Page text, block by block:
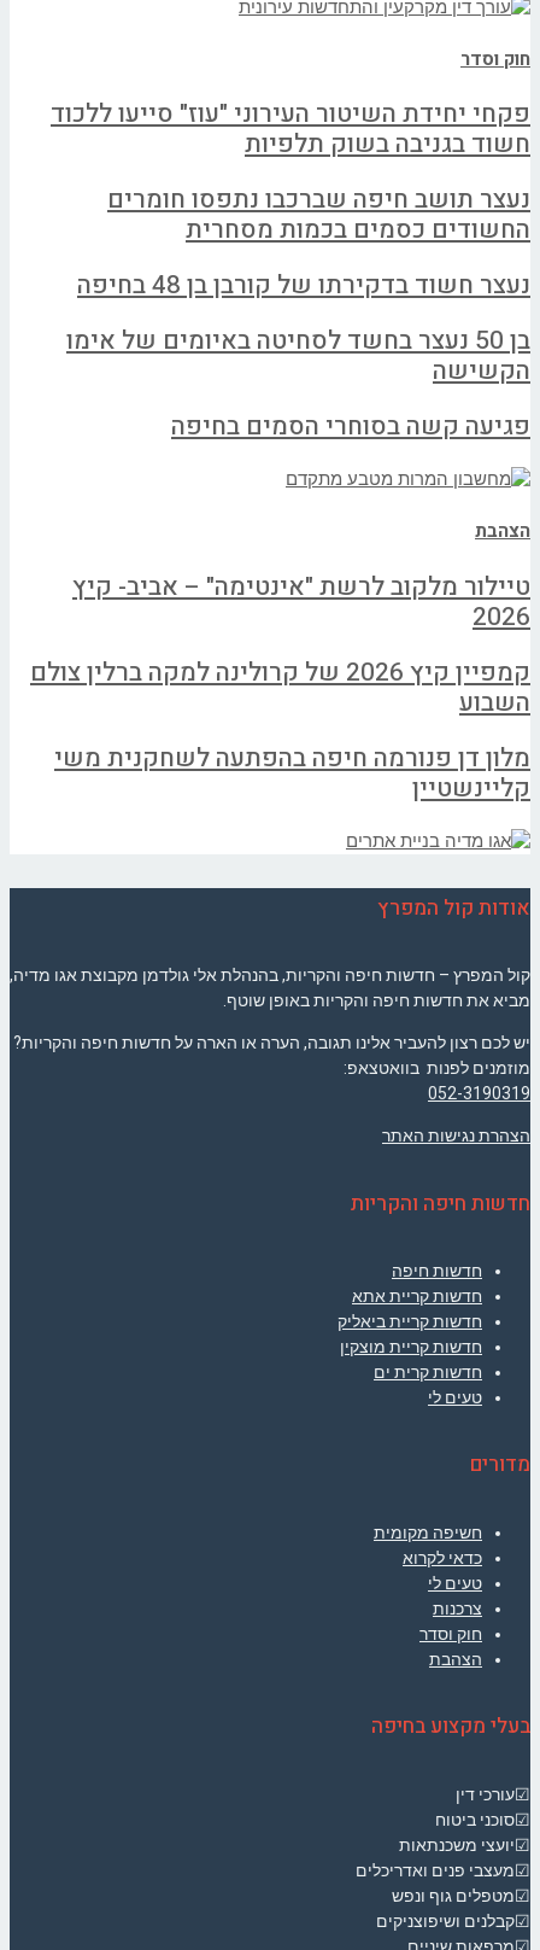
חוק וסדר
פקחי יחידת השיטור העירוני "עוז" סייעו ללכוד
חשוד בגניבה בשוק תלפיות
נעצר תושב חיפה שברכבו נתפסו חומרים
החשודים כסמים בכמות מסחרית
נעצר חשוד בדקירתו של קורבן בן 48 בחיפה
בן 50 נעצר בחשד לסחיטה באיומים של אימו
הקשישה
פגיעה קשה בסוחרי הסמים בחיפה
הצהבת
טיילור מלקוב לרשת "אינטימה" – אביב- קיץ
2026
קמפיין קיץ 2026 של קרולינה למקה ברלין צולם
השבוע
מלון דן פנורמה חיפה בהפתעה לשחקנית משי
קליינשטיין
אודות קול המפרץ
קול המפרץ – חדשות חיפה והקריות, בהנהלת אלי גולדמן מקבוצת אגו מדיה,
מביא את חדשות חיפה והקריות באופן שוטף.
יש לכם רצון להעביר אלינו תגובה, הערה או הארה על חדשות חיפה והקריות?
מוזמנים לפנות בוואטצאפ:
052-3190319
הצהרת נגישות האתר
חדשות חיפה והקריות
חדשות חיפה
חדשות קריית אתא
חדשות קריית ביאליק
חדשות קריית מוצקין
חדשות קרית ים
טעים לי
מדורים
חשיפה מקומית
כדאי לקרוא
טעים לי
צרכנות
חוק וסדר
הצהבת
בעלי מקצוע בחיפה
☑עורכי דין
☑סוכני ביטוח
☑יועצי משכנתאות
☑מעצבי פנים ואדריכלים
☑מטפלים גוף ונפש
☑קבלנים ושיפוצניקים
☑מרפאות שיניים